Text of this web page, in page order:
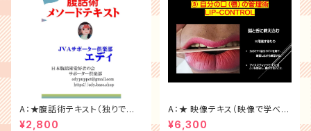
A：★腹話術テキスト（独りで学
べる教材）
¥2,800
A：★ 映像テキス（映像で学べる
DVDのみ）
¥6,300